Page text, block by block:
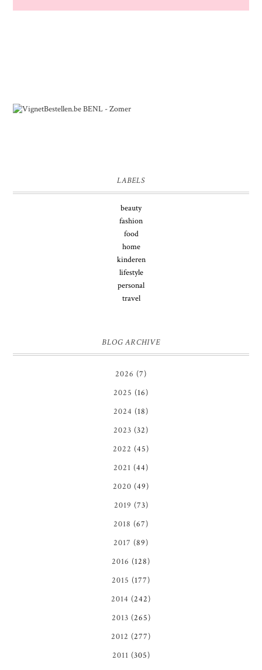
LABELS
beauty
fashion
food
home
kinderen
lifestyle
personal
travel
BLOG ARCHIVE
2026 (7)
2025 (16)
2024 (18)
2023 (32)
2022 (45)
2021 (44)
2020 (49)
2019 (73)
2018 (67)
2017 (89)
2016 (128)
2015 (177)
2014 (242)
2013 (265)
2012 (277)
2011 (305)